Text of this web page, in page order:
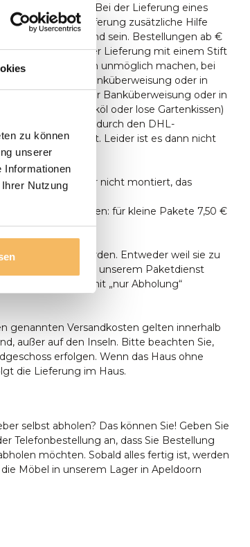
zu können
unserer
Informationen
Nutzung
nur ebenerdig. Bei der Lieferung eines
Zeitpunkt der Lieferung zusätzliche Hilfe
Tisches anwesend sein. Bestellungen ab €
Sie können bei der Lieferung mit einem Stift
Umstände es Ihnen unmöglich machen, bei
Sie auch per Banküberweisung oder in
Lieferung per Banküberweisung oder in
(wie z.B. Teaköl oder lose Gartenkissen)
lassen dies durch den DHL-
DHL-Paketdienst. Leider ist es dann nicht
geliefert, aber nicht montiert, das
Bestellwert betragen: für kleine Pakete 7,50 €
€.
zugestellt werden. Entweder weil sie zu
groß sind, um mit unserem Paketdienst
sind daher mit „nur Abholung“
genannten Versandkosten gelten innerhalb
außer auf den Inseln. Bitte beachten Sie,
erfolgen. Wenn das Haus ohne
die Lieferung im Haus.
selbst abholen? Das können Sie! Geben Sie
Telefonbestellung an, dass Sie Bestellung
möchten. Sobald alles fertig ist, werden
Möbel in unserem Lager in Apeldoorn